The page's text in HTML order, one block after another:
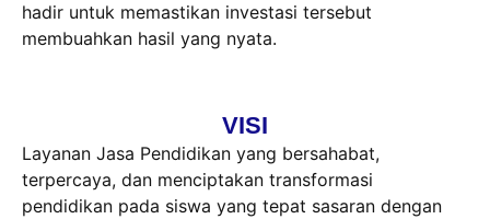
hadir untuk memastikan investasi tersebut
membuahkan hasil yang nyata.
VISI
Layanan Jasa Pendidikan yang bersahabat,
terpercaya, dan menciptakan transformasi
pendidikan pada siswa yang tepat sasaran dengan